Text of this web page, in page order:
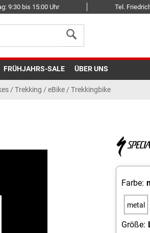
9:30 bis 15:00 Uhr Tel.
FRÜHJAHRS-SALE ÜBER UNS
/ Trekking / eBike / Trekkingbike
Farbe:
metal
Größe: